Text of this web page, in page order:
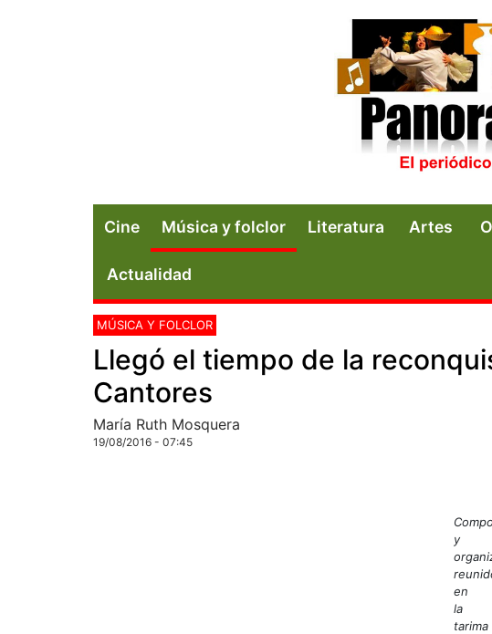
Cine Música y folclor Literatura Artes
Actualidad
MÚSICA Y FOLCLOR
Llegó el tiempo de la
Cantores
María Ruth Mosquera
19/08/2016 - 07:45
y
en
la
tarima